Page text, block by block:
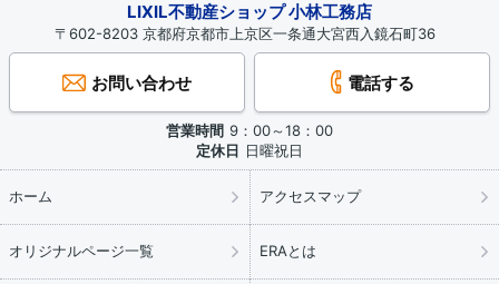
LIXIL不動産ショップ 小林工務店
〒602-8203 京都府京都市上京区一条通大宮西入鏡石町36
お問い合わせ 電話する
営業時間 9：00～18：00
定休日 日曜祝日
ホーム アクセスマップ
オリジナルページ一覧 ERAとは